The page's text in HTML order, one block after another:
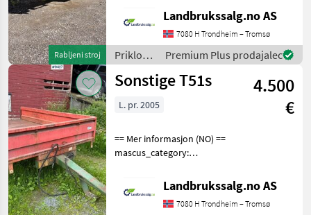
Rabljeni stroj
provide reference number
upon request: 9442 See
en.landbrukssalg.no/9442
for more images Specifica
Landbrukssalg.no AS
7080 H Trondheim – Tromsø
Priklopniki
/
Sonstige
Premium Plus prodajalec
Sonstige T51s
4.500
€
L. pr. 2005
== Mer informasjon (NO) ==
mascus_category:
provide reference number
upon request: 9427 See
en.landbrukssalg.no/9427
Landbrukssalg.no AS
7080 H Trondheim – Tromsø